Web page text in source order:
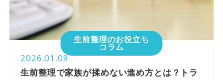
生前整理のお役立ち
コラム
2026.01.09
生前整理で家族が揉めない進め方とは？トラ